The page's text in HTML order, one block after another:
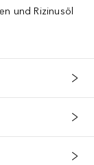
und Rizinusöl